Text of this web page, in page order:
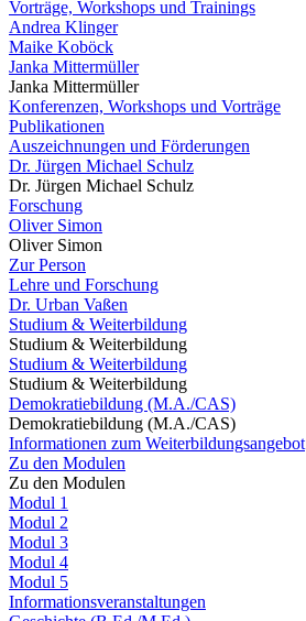
Vorträge, Workshops und Trainings
Andrea Klinger
Maike Koböck
Janka Mittermüller
Janka Mittermüller
Konferenzen, Workshops und Vorträge
Publikationen
Auszeichnungen und Förderungen
Dr. Jürgen Michael Schulz
Dr. Jürgen Michael Schulz
Forschung
Oliver Simon
Oliver Simon
Zur Person
Lehre und Forschung
Dr. Urban Vaßen
Studium & Weiterbildung
Studium & Weiterbildung
Studium & Weiterbildung
Studium & Weiterbildung
Demokratiebildung (M.A./CAS)
Demokratiebildung (M.A./CAS)
Informationen zum Weiterbildungsangebot
Zu den Modulen
Zu den Modulen
Modul 1
Modul 2
Modul 3
Modul 4
Modul 5
Informationsveranstaltungen